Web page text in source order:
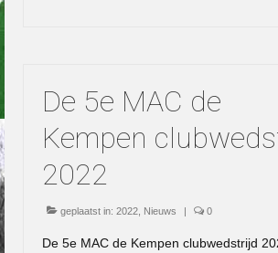
De 5e MAC de
Kempen
2022
geplaatst in: 2022 Nieuws | 0
De 5e MAC de Kempen clubwedstrijd